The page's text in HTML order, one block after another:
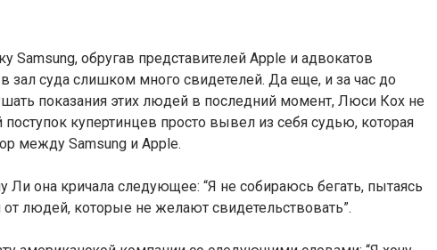
Samsung, обругав представителей Apple и адвокатов
зал суда слишком много свидетелей. Да еще, и за час до
показания этих людей в последний момент, Люси Кох не
купертинцев просто вывел из себя судью, которая
между Samsung и Apple.
Ли она кричала следующее: “Я не собираюсь бегать, пытаясь
от людей, которые не желают свидетельствовать”.